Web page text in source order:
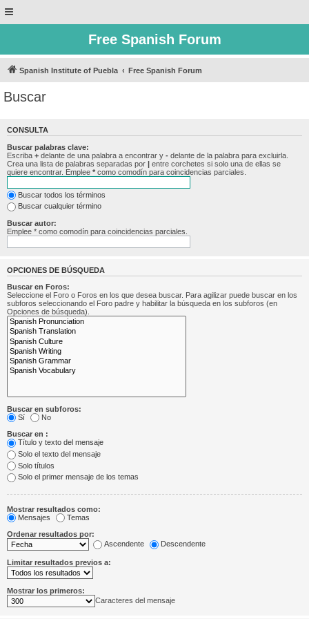
Free Spanish Forum
Spanish Institute of Puebla Free Spanish Forum
Buscar
CONSULTA
Buscar palabras clave:
Escriba + delante de una palabra a encontrar y - delante de la palabra para excluirla.
Crea una lista de palabras separadas por | entre corchetes si solo una de ellas se
quiere encontrar. Emplee * como comodín para coincidencias parciales.
Buscar todos los términos
Buscar cualquier término
Buscar autor:
Emplee * como comodín para coincidencias parciales.
OPCIONES DE BÚSQUEDA
Buscar en Foros:
Seleccione el Foro o Foros en los que desea buscar. Para agilizar puede buscar en los
subforos seleccionando el Foro padre y habilitar la búsqueda en los subforos (en
Opciones de búsqueda).
Buscar en subforos:
Sí
No
Buscar en :
Título y texto del mensaje
Solo el texto del mensaje
Solo títulos
Solo el primer mensaje de los temas
Mostrar resultados como:
Mensajes
Temas
Ordenar resultados por:
Ascendente
Descendente
Limitar resultados previos a:
Mostrar los primeros:
Caracteres del mensaje